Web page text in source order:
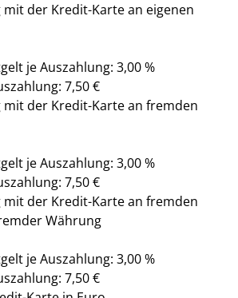
mit der Kredit-Karte an eigenen
je Auszahlung: 3,00 %
7,50 €
mit der Kredit-Karte an fremden
je Auszahlung: 3,00 %
7,50 €
mit der Kredit-Karte an fremden
Währung
je Auszahlung: 3,00 %
7,50 €